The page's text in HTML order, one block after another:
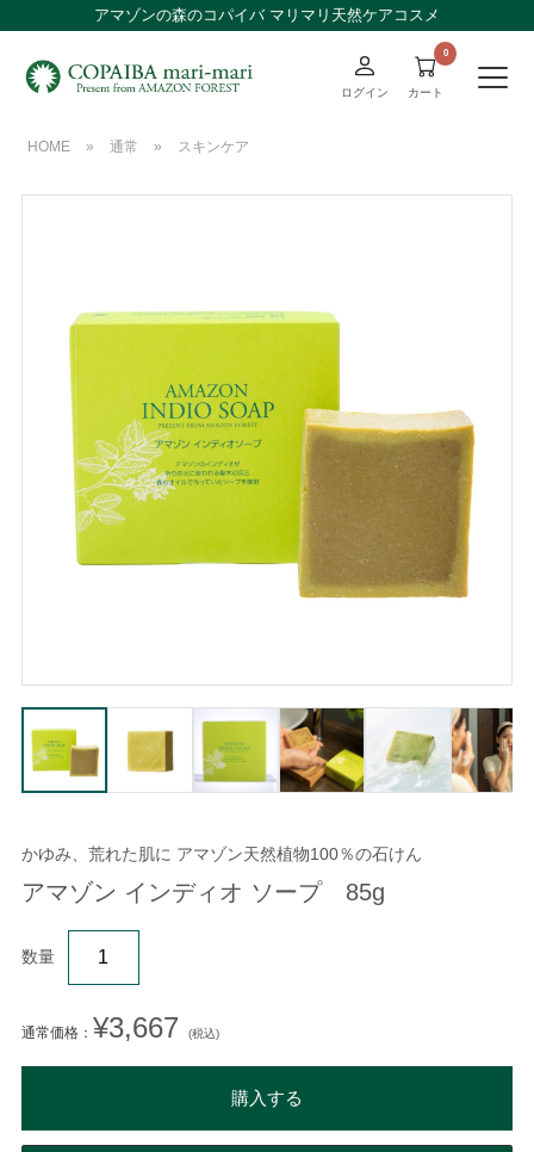
アマゾンの森のコパイバ マリマリ天然ケアコスメ
ログイン カート
HOME » 通常 » スキンケア
かゆみ、荒れた肌に アマゾン天然植物100％の石けん
アマゾン インディオ ソープ 85g
数量
通常価格： ¥3,667 (税込)
購入する